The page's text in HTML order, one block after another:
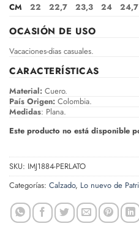
CM
22 22,7 23,3 24 24,7
OCASIÓN DE USO
Vacaciones-dias casuales.
CARACTERÍSTICAS
Material: Cuero.
País Origen: Colombia.
Medidas: Plana.
Este producto no está disponible
SKU: IMJ1884-PERLATO
Categorías: Calzado, Lo nuevo de